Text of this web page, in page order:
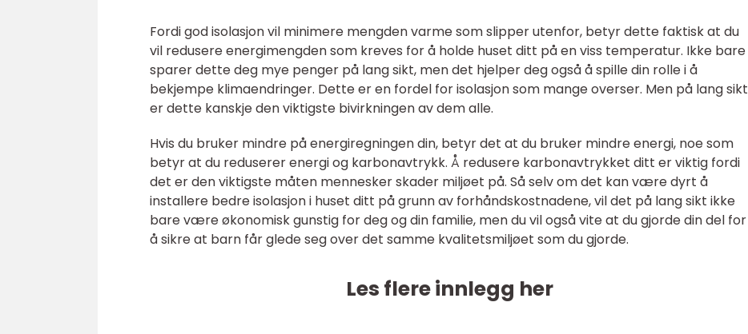
Fordi god isolasjon vil minimere mengden varme som slipper utenfor, betyr dette faktisk at du
vil redusere energimengden som kreves for å holde huset ditt på en viss temperatur. Ikke bare
sparer dette deg mye penger på lang sikt, men det hjelper deg også å spille din rolle i å
bekjempe klimaendringer. Dette er en fordel for isolasjon som mange overser. Men på lang sikt
er dette kanskje den viktigste bivirkningen av dem alle.
Hvis du bruker mindre på energiregningen din, betyr det at du bruker mindre energi, noe som
betyr at du reduserer energi og karbonavtrykk. Å redusere karbonavtrykket ditt er viktig fordi
det er den viktigste måten mennesker skader miljøet på. Så selv om det kan være dyrt å
installere bedre isolasjon i huset ditt på grunn av forhåndskostnadene, vil det på lang sikt ikke
bare være økonomisk gunstig for deg og din familie, men du vil også vite at du gjorde din del for
å sikre at barn får glede seg over det samme kvalitetsmiljøet som du gjorde.
Les flere innlegg her